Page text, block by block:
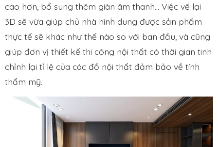
cao hơn, bổ sung thêm giàn âm thanh… Việc vẽ lại
3D sẽ vừa giúp chủ nhà hình dung được sản phẩm
thực tế sẽ khác như thế nào so với ban đầu, và cũng
giúp đơn vị thiết kế thi công nội thất có thời gian tinh
chỉnh lại tỉ lệ của các đồ nội thất đảm bảo về tính
thẩm mỹ.